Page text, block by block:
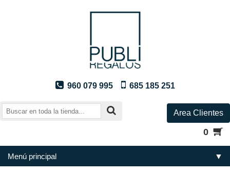
960 079 995 685 185 251
Area Clientes
0
Menú principal ▼